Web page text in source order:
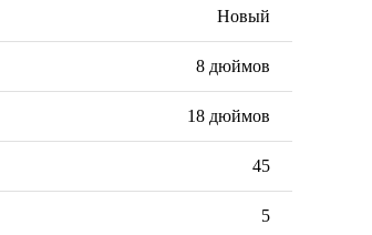
Новый
8 дюймов
18 дюймов
45
5